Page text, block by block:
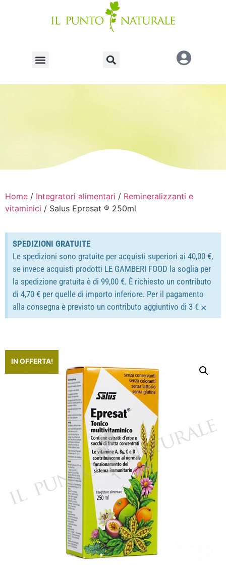
Home / Integratori alimentari / Remineralizzanti e
vitaminici / Salus Epresat ® 250ml
SPEDIZIONI GRATUITE
Le spedizioni sono gratuite per acquisti superiori ai 40,00 €,
se invece acquisti prodotti LE GAMBERI FOOD la soglia per
la spedizione gratuita è di 99,00 €. È richiesto un contributo
di 4,70 € per quelle di importo inferiore. Per il pagamento
alla consegna è previsto un contributo aggiuntivo di 3 € ×
IN OFFERTA!